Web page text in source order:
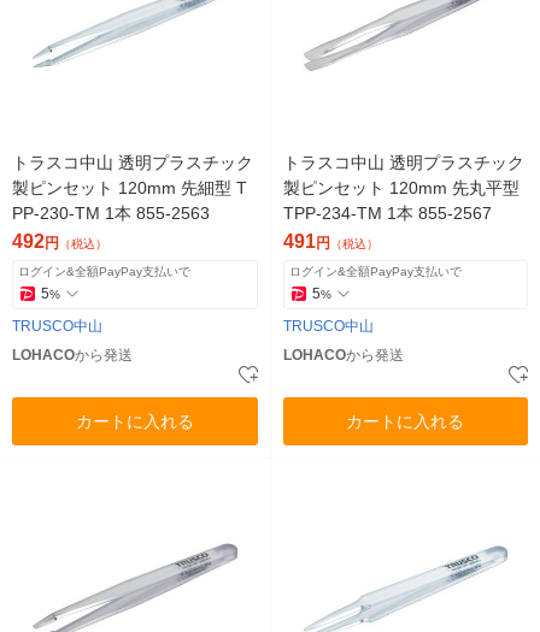
トラスコ中山 透明プラスチック
製ピンセット 120mm 先細型 T
PP-230-TM 1本 855-2563
492円 （税込）
ログイン&全額PayPay支払いで
5%
TRUSCO中山
LOHACOから発送
カートに入れる
トラスコ中山 透明プラスチック
製ピンセット 120mm 先丸平型
TPP-234-TM 1本 855-2567
491円 （税込）
ログイン&全額PayPay支払いで
5%
TRUSCO中山
LOHACOから発送
カートに入れる